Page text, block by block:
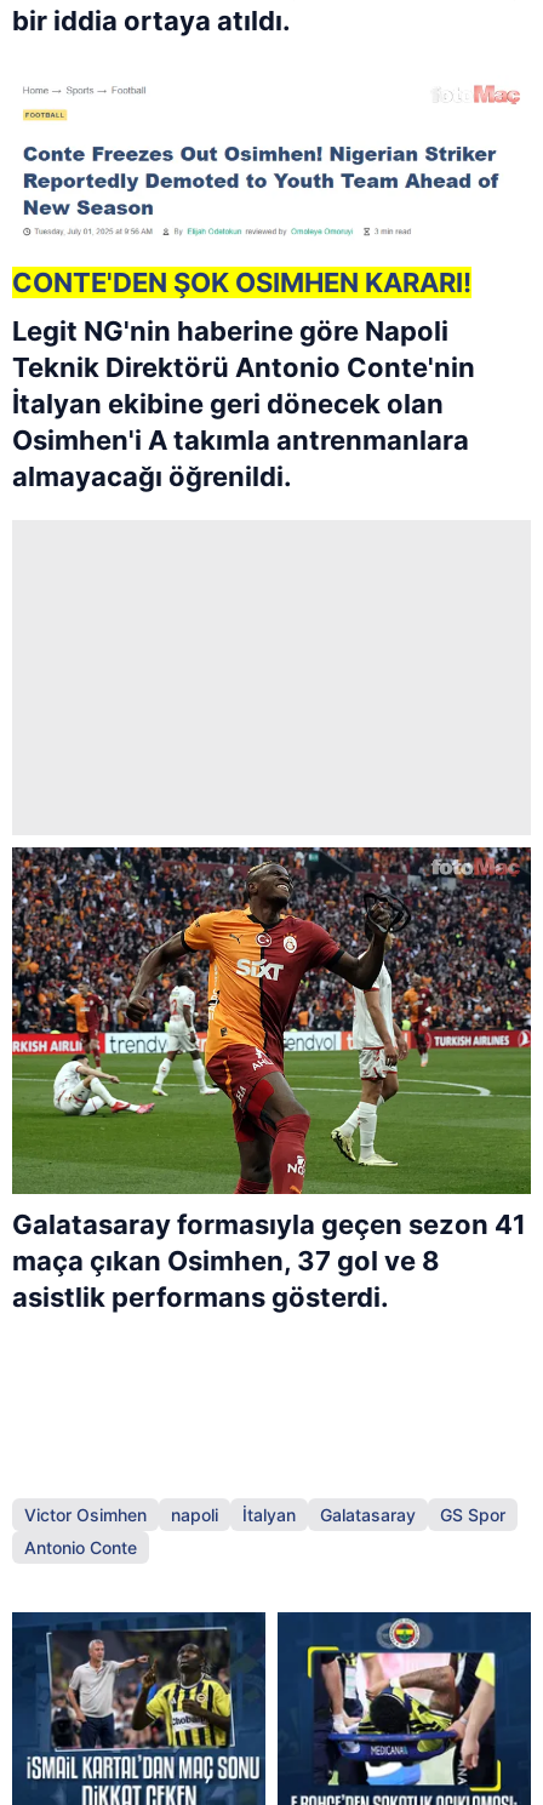
bir iddia ortaya atıldı.
CONTE'DEN ŞOK OSIMHEN KARARI!
Legit NG'nin haberine göre Napoli
Teknik Direktörü Antonio Conte'nin
İtalyan ekibine geri dönecek olan
Osimhen'i A takımla antrenmanlara
almayacağı öğrenildi.
Galatasaray formasıyla geçen sezon 41
maça çıkan Osimhen, 37 gol ve 8
asistlik performans gösterdi.
Victor Osimhen napoli İtalyan Galatasaray
GS Spor
Antonio Conte